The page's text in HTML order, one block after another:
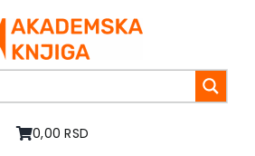
0,00 RSD